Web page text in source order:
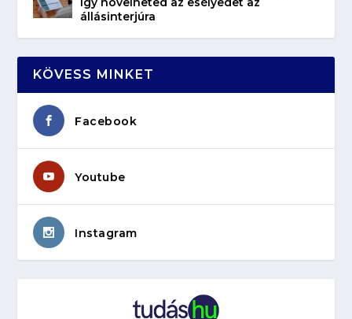
állásinterjúra
KÖVESS MINKET
Facebook
Youtube
Instagram